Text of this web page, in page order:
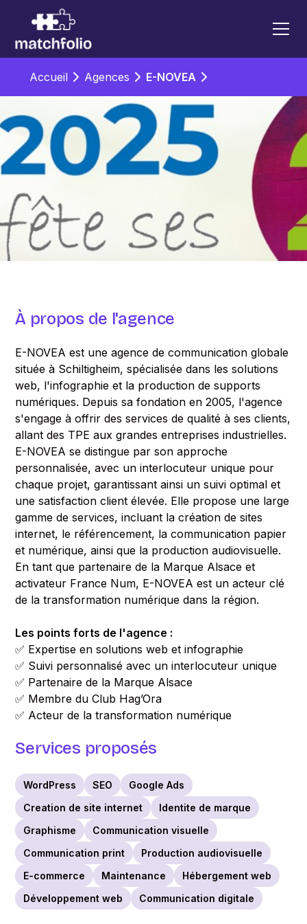
Accueil Agences E-NOVEA
À propos de l'agence
E-NOVEA est une agence de communication globale
située à Schiltigheim, spécialisée dans les solutions
web, l'infographie et la production de supports
numériques. Depuis sa fondation en 2005, l'agence
s'engage à offrir des services de qualité à ses clients,
allant des TPE aux grandes entreprises industrielles.
E-NOVEA se distingue par son approche
personnalisée, avec un interlocuteur unique pour
chaque projet, garantissant ainsi un suivi optimal et
une satisfaction client élevée. Elle propose une large
gamme de services, incluant la création de sites
internet, le référencement, la communication papier
et numérique, ainsi que la production audiovisuelle.
En tant que partenaire de la Marque Alsace et
activateur France Num, E-NOVEA est un acteur clé
de la transformation numérique dans la région.
Les points forts de l'agence :
✅ Expertise en solutions web et infographie
✅ Suivi personnalisé avec un interlocuteur unique
✅ Partenaire de la Marque Alsace
✅ Membre du Club Hag’Ora
✅ Acteur de la transformation numérique
Services proposés
WordPress SEO
Google Ads
Creation de site internet
Identite de marque
Graphisme
Communication visuelle
Communication print
Production audiovisuelle
E-commerce
Maintenance
Hébergement web
Développement web
Communication digitale